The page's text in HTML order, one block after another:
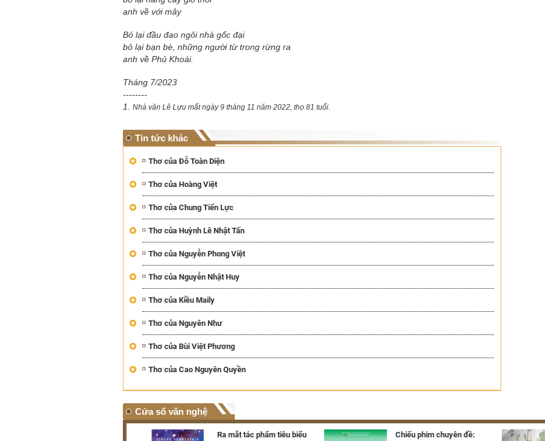
anh về với mây
Bỏ lại đầu đao ngôi nhà gốc đại
bỏ lại bạn bè, những người từ trong rừng ra
anh về Phủ Khoái.
Tháng 7/2023
--------
1.
Nhà văn Lê Lựu mất ngày 9 tháng 11 năm 2022, thọ 81 tuổi.
Tin tức khác
Thơ của Đỗ Toàn Diện
Thơ của Hoàng Việt
Thơ của Chung Tiến Lực
Thơ của Huỳnh Lê Nhật Tấn
Thơ của Nguyễn Phong Việt
Thơ của Nguyễn Nhật Huy
Thơ của Kiều Maily
Thơ của Nguyên Như
Thơ của Bùi Việt Phương
Thơ của Cao Nguyên Quyền
Cửa sổ văn nghệ
Ra mắt tác phẩm tiêu biểu
Chiếu phim chuyên đề: